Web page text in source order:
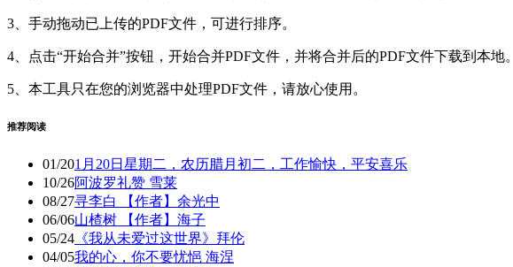
3、手动拖动已上传的PDF文件，可进行排序。
4、点击“开始合并”按钮，开始合并PDF文件，并将合并后的PDF文件下载到本地。
5、本工具只在您的浏览器中处理PDF文件，请放心使用。
推荐阅读
01/201月20日星期二，农历腊月初二，工作愉快，平安喜乐
10/26阿波罗礼赞 雪莱
08/27寻李白 【作者】余光中
06/06山楂树 【作者】海子
05/24 《我从未爱过这世界》拜伦
04/05我的心，你不要忧悒 海涅